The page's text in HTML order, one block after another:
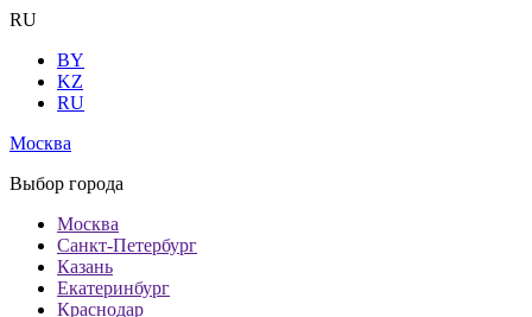
RU
BY
KZ
RU
Москва
Выбор города
Москва
Санкт-Петербург
Казань
Екатеринбург
Краснодар